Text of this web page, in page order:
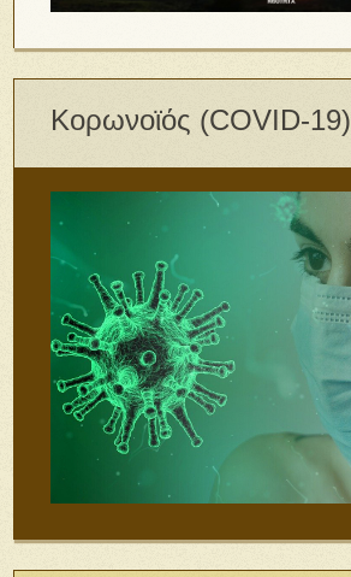
Κορωνοϊός (COVID-19)